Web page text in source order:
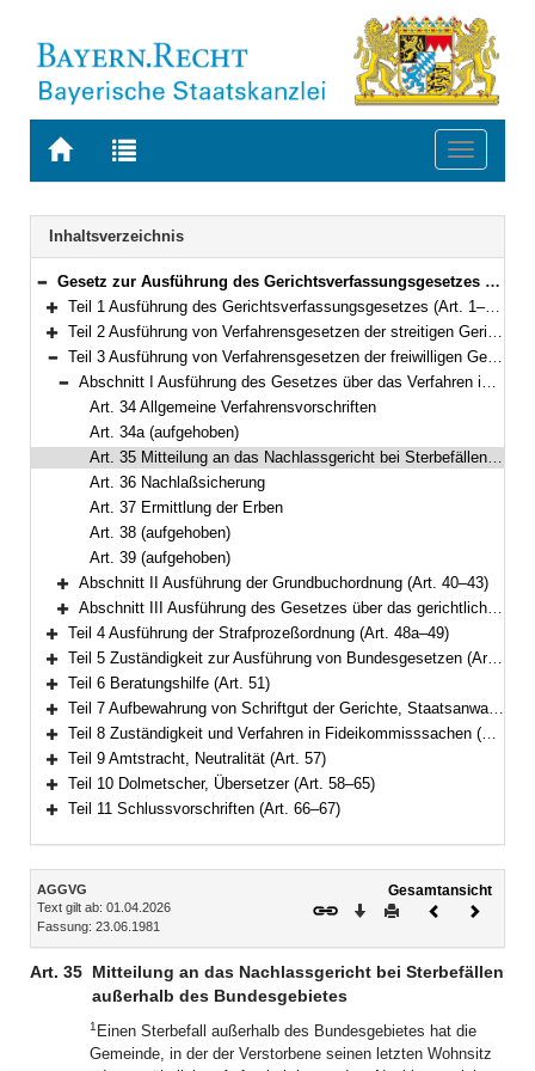
Zur
BAYERN.RECHT
Zur
letzten
Suche
Toggle
Navigation
Inhaltsverzeichnis
Bereich reduzieren
Gesetz zur Ausführung des Gerichtsverfassungsgesetzes und von Verfahrensgesetzen des Bundes (Gerichtsverfassungsausführungsgesetz – AGGVG) Vom 23. Juni 1981 (BayRS IV S. 483) BayRS 300-1-1-J (Art. 1–67)
Bereich erweitern
Teil 1 Ausführung des Gerichtsverfassungsgesetzes (Art. 1–21)
Bereich erweitern
Teil 2 Ausführung von Verfahrensgesetzen der streitigen Gerichtsbarkeit (Art. 22–33)
Bereich reduzieren
Teil 3 Ausführung von Verfahrensgesetzen der freiwilligen Gerichtsbarkeit (Art. 34–48)
Bereich reduzieren
Abschnitt I Ausführung des Gesetzes über das Verfahren in Familiensachen und in den Angelegenheiten der freiwilligen Gerichtsbarkeit (Art. 34–39)
Art. 34 Allgemeine Verfahrensvorschriften
Art. 34a (aufgehoben)
Art. 35 Mitteilung an das Nachlassgericht bei Sterbefällen außerhalb des Bundesgebietes
Art. 36 Nachlaßsicherung
Art. 37 Ermittlung der Erben
Art. 38 (aufgehoben)
Art. 39 (aufgehoben)
Bereich erweitern
Abschnitt II Ausführung der Grundbuchordnung (Art. 40–43)
Bereich erweitern
Abschnitt III Ausführung des Gesetzes über das gerichtliche Verfahren in Landwirtschaftssachen (Art. 44–48)
Bereich erweitern
Teil 4 Ausführung der Strafprozeßordnung (Art. 48a–49)
Bereich erweitern
Teil 5 Zuständigkeit zur Ausführung von Bundesgesetzen (Art. 50)
Bereich erweitern
Teil 6 Beratungshilfe (Art. 51)
Bereich erweitern
Teil 7 Aufbewahrung von Schriftgut der Gerichte, Staatsanwaltschaften und Justizvollzugsbehörden (Art. 52–53)
Bereich erweitern
Teil 8 Zuständigkeit und Verfahren in Fideikommisssachen (Art. 54–56)
Bereich erweitern
Teil 9 Amtstracht, Neutralität (Art. 57)
Bereich erweitern
Teil 10 Dolmetscher, Übersetzer (Art. 58–65)
Teil 11 Schlussvorschriften (Art. 66–67)
Inhalt
AGGVG
Text gilt ab: 01.04.2026
Fassung: 23.06.1981
Gesamtansicht
Download
DruckenVorheriges
Art. 35 Mitteilung an das Nachlassgericht bei Sterbefällen
außerhalb des Bundesgebietes
1 Einen Sterbefall außerhalb des Bundesgebietes hat die
Gemeinde, in der der Verstorbene seinen letzten Wohnsitz